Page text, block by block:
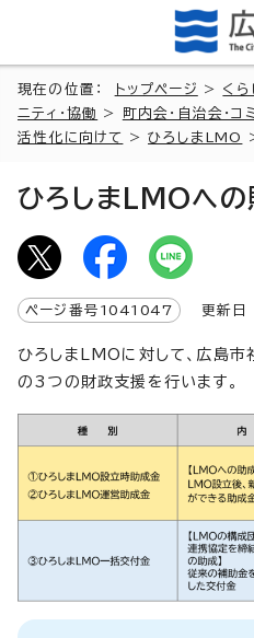
現在の位置： トップページ > くら
ニティ・協働
> 町内会・自治会・コ
活性化に向けて
>ひろしまLMO
ひろしまLMOへの
ページ番号 1041047 更新日
ひろしまLMOに対して、広島市
の3つの財政支援を行います。